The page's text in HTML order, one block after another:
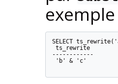
exemple
SELECT
ts_rewrite
------------
'b' & 'c'